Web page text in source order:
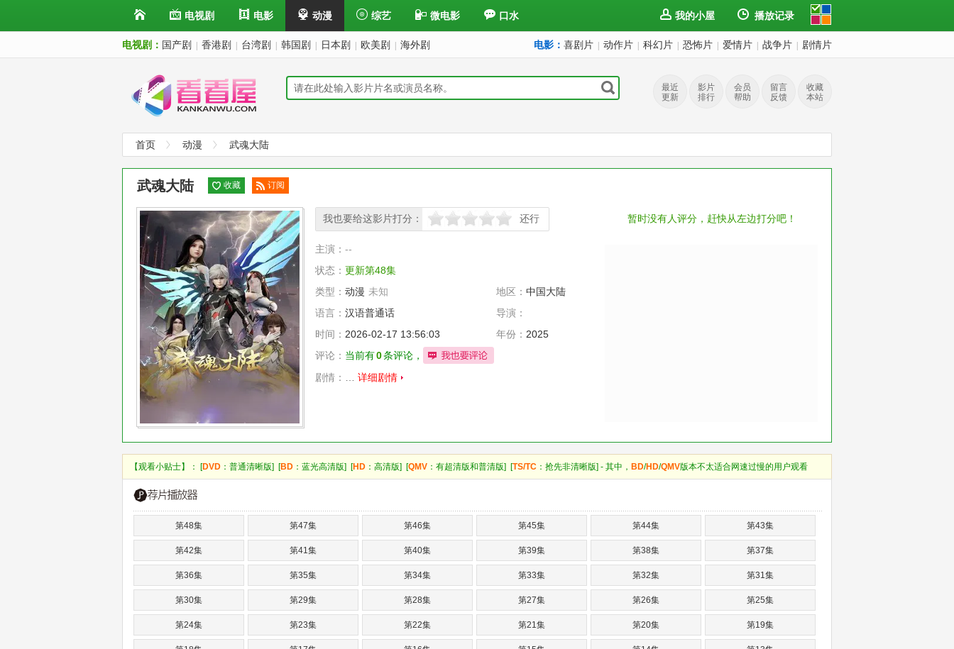
电视剧 电影 动漫 综艺 微电影 口水 我的小屋 播放记录
电视剧： 国产剧 香港剧 台湾剧 韩国剧 日本剧 欧美剧 海外剧 电影： 喜剧片 动作片 科幻片 恐怖片 爱情片 战争片 剧情片
最近
更新
影片
排行
会员
帮助
留言
反馈
收藏
本站
首页 动漫 武魂大陆
暂时没有人评分，赶快从左边打分吧！
武魂大陆 收藏
订阅
阅
我也要给这影片打分：
很差较差 还行推荐 力荐 还行
主演： --
状态： 更新第48集
类型： 动漫 未知 地区： 中国大陆
语言： 汉语普通话
导演：
时间： 2026-02-17 13:56:03 年份： 2025
评论： 当前有0条评论，
剧情：
详细剧情
【观看小贴士】： [DVD ：普通清晰版] [BD ：蓝光高清版] [HD ：高清版] [QMV ：有超清版和普清版] [TS/TC ：抢先非清晰版] - 其中， BD/HD/QMV版本不太适合网速过慢的用户观看
第48集 第47集 第46集 第45集 第44集 第43集
第42集 第41集 第40集 第39集 第38集 第37集
第36集 第35集 第34集 第33集 第32集 第31集
第30集 第29集 第28集 第27集 第26集 第25集
第24集 第23集 第22集 第21集 第20集 第19集